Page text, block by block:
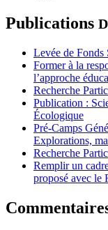
Publications
Levée de Fonds
Former à la
l’approche
Recherche
Publication :
Écologique
Pré-Camps
Explorations,
Recherche
Remplir un
proposé avec le